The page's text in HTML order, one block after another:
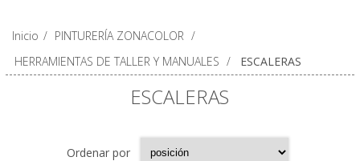
Inicio / PINTURERÍA ZONACOLOR /
HERRAMIENTAS DE TALLER Y MANUALES / ESCALERAS
ESCALERAS
Ordenar por